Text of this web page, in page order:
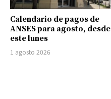
Calendario de pagos de
ANSES para agosto, desde
este lunes
1 agosto 2026